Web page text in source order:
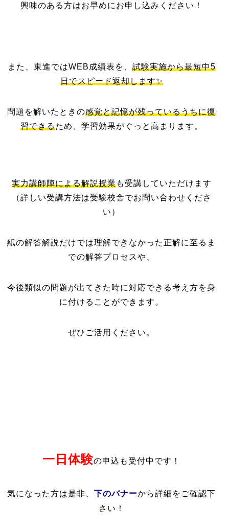
興味のある方はお早めにお申し込みください！
また、東進ではWEB成績表を、 試験実施から最短中5
日でスピード返却します✨
問題を解いたときの感覚と記憶が残っているうちに復
習できるため、学習効果がぐっと高まります。
実力講師陣による解説授業も受講していただけます
（詳しい受講方法は受験校舎でお問い合わせくださ
い）
紙の解答解説だけでは理解できなかった正解に至るま
での解答プロセスや、
今後類似の問題が出てきた時に対応できる考え方を身
に付けることができます。
ぜひご活用ください。
一日体験の申込も受付中です！
気になった方は是非、下のバナーから詳細をご確認下
さい！